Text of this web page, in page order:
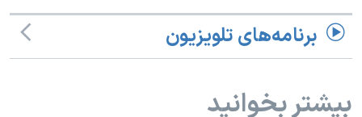
برنامه‌های تلویزیون
بیشتر بخوانید